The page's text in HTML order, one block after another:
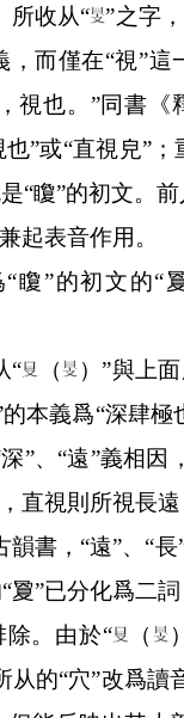
所收从“ ”之字
而僅在“視”
視也。”同書《
”或“直視皃”
是“矎”的初文。
起表音作用。
”的初文的“
“ （ ）”與上
本義爲“深肆
”、“遠”義相因
直視則所視長
書，“遠”、“長
”已分化爲二
。由於“
（
的“穴”改爲讀